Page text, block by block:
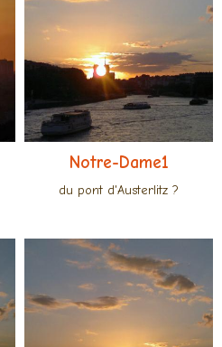
Notre-Dame1
du pont d'Austerlitz ?